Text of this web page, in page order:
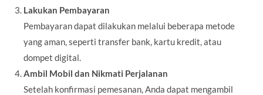
Lakukan Pembayaran
Pembayaran dapat dilakukan melalui beberapa metode
yang aman, seperti transfer bank, kartu kredit, atau
dompet digital.
Ambil Mobil dan Nikmati Perjalanan
Setelah konfirmasi pemesanan, Anda dapat mengambil